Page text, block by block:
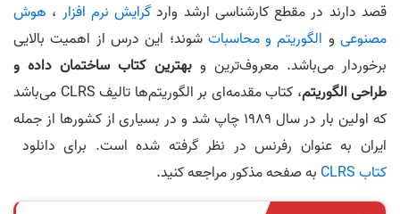
قصد دارند در مقطع کارشناسی ارشد وارد گرایش نرم افزار ، هوش
مصنوعیو الگوریتم و محاسبات شوند؛ این درس از اهمیت بالایی
برخوردار می‌باشد. معروف‌ترین وبهترین کتاب ساختمان داده و
طراحی الگوریتم
، کتاب مقدمه‌ای بر الگوریتم‌ها تالیف CLRS می‌باشد
که اولین بار در سال 1989 چاپ شد و در بسیاری از کشورها از جمله
ایران به عنوان رفرنس در نظر گرفته شده است. برای دانلود
کتاب CLRS
به صفحه مذکور مراجعه کنید.